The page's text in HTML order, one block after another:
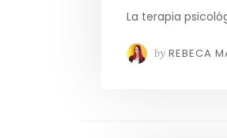
La terapia
by REBECA